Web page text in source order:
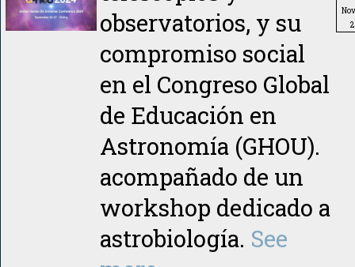
observatorios, y su
compromiso social
en el Congreso Global
de Educación en
Astronomía (GHOU).
acompañado de un
workshop dedicado a
astrobiología. See